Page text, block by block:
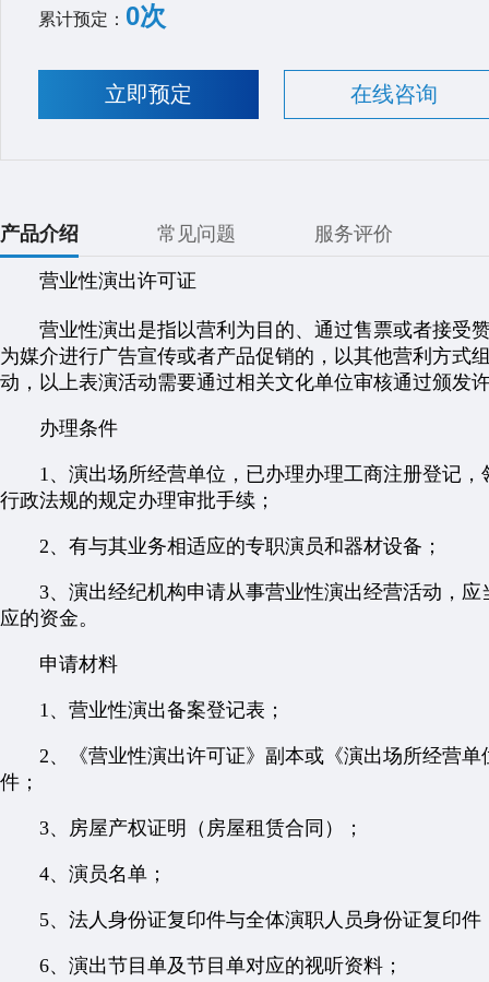
累计预定： 0次
立即预定 在线咨询
产品介绍 常见问题 服务评价
营业性演出许可证
营业性演出是指以营利为目的、通过售票或者接受
为媒介进行广告宣传或者产品促销的，以其他营利方式
动，以上表演活动需要通过相关文化单位审核通过颁
办理条件
1、演出场所经营单位，已办理办理工商注册登记，
行政法规的规定办理审批手续；
2、有与其业务相适应的专职演员和器材设备；
3、演出经纪机构申请从事营业性演出经营活动，应
应的资金。
申请材料
1、营业性演出备案登记表；
2、《营业性演出许可证》副本或《演出场所经营单
件；
3、房屋产权证明（房屋租赁合同）；
4、演员名单；
5、法人身份证复印件与全体演职人员身份证复印件
6、演出节目单及节目单对应的视听资料；